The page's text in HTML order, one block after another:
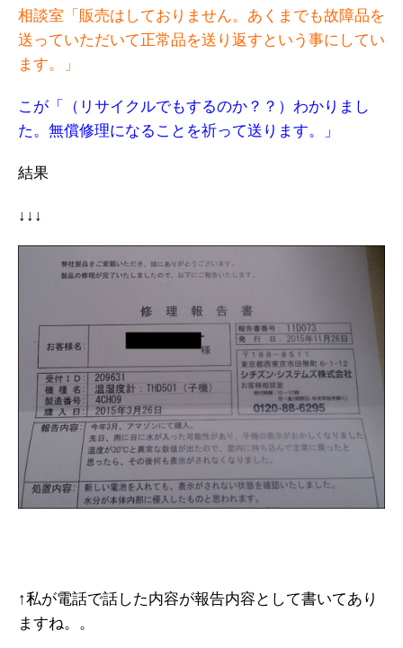
相談室「販売はしておりません。あくまでも故障品を
送っていただいて正常品を送り返すという事にしてい
ます。」
こが「（リサイクルでもするのか？？）わかりまし
た。無償修理になることを祈って送ります。」
結果
↓↓↓
↑私が電話で話した内容が報告内容として書いてあり
ますね。。